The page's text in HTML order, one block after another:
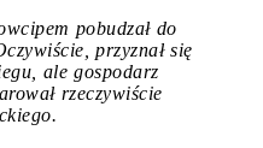
pobudzał do
przyznał się
ale gospodarz
rzeczywiście